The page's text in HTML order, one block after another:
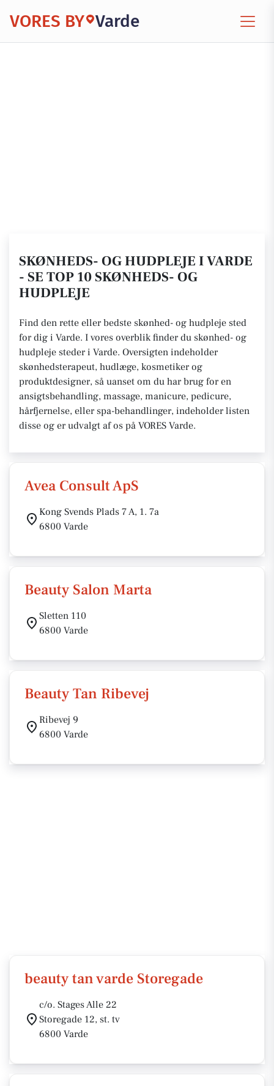
VORES BY Varde
SKØNHEDS- OG HUDPLEJE I VARDE
- SE TOP 10 SKØNHEDS- OG
HUDPLEJE
Find den rette eller bedste skønhed- og hudpleje sted
for dig i Varde. I vores overblik finder du skønhed- og
hudpleje steder i Varde. Oversigten indeholder
skønhedsterapeut, hudlæge, kosmetiker og
produktdesigner, så uanset om du har brug for en
ansigtsbehandling, massage, manicure, pedicure,
hårfjernelse, eller spa-behandlinger, indeholder listen
disse og er udvalgt af os på VORES Varde.
Avea Consult ApS
Kong Svends Plads 7 A, 1. 7a
6800 Varde
Beauty Salon Marta
Sletten 110
6800 Varde
Beauty Tan Ribevej
Ribevej 9
6800 Varde
beauty tan varde Storegade
c/o. Stages Alle 22
Storegade 12, st. tv
6800 Varde